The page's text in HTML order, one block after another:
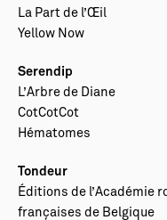
La Part de l’Œil
Yellow Now
Serendip
L’Arbre de Diane
CotCotCot
Hématomes
Tondeur
Éditions de l’Académie
françaises de Belgique